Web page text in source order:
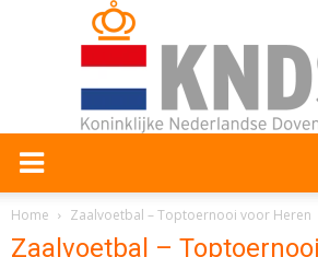
Home Zaalvoetbal – Toptoernooi voor Heren
Zaalvoetbal –